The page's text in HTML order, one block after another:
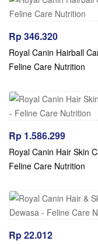
Rp346.320
Royal Canin Hairball
Feline Care Nutrition
Rp 1.586.299
Royal Canin Hair Skin
Feline Care Nutrition
Rp22.012